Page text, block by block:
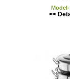
Model-
<<